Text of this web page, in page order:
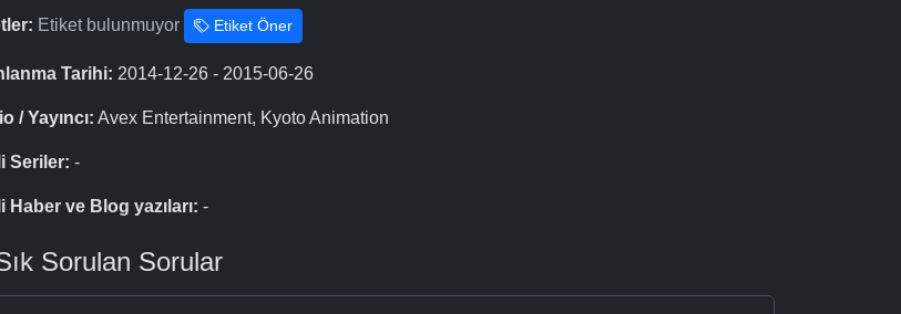
Etiket bulunmuyor Etiket Öner
Tarihi: 2014-12-26 - 2015-06-26
/ Yayıncı: Avex Entertainment, Kyoto Animation
Seriler: -
Haber ve Blog yazıları: -
Sorulan Sorular